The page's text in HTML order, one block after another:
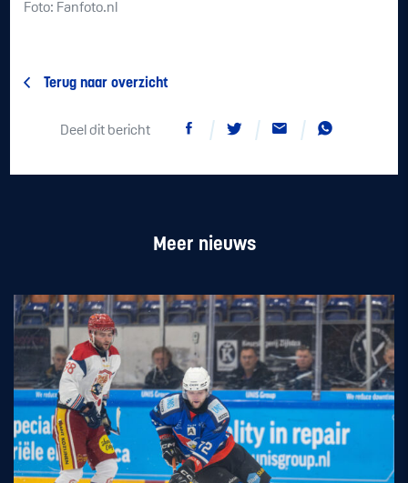
Foto: Fanfoto.nl
Terug naar overzicht
Deel dit bericht
Meer nieuws